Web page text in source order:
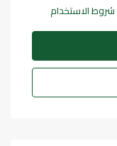
شروط الاستخدام